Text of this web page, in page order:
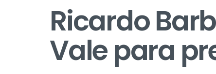
Ricardo
Vale para